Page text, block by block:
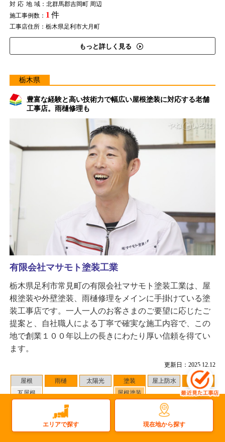
対応地域：北群馬郡吉岡町 周辺
施工事例数： 1 件
工事店住所：栃木県足利市大月町
もっと詳しく見る
栃木県
豊富な経験と高い技術力で幅広い屋根塗装に対応する老舗
工事店。雨樋修理も
更新日：2025.12.12
屋根
瓦屋根
雨樋 太陽光
塗装
屋根塗装
屋上防水 雨漏り
有限会社マサモト塗装工業
栃木県足利市常見町の有限会社マサモト塗装工業は、屋
根塗装や外壁塗装、雨樋修理をメインに手掛けている塗
装工事店です。一人一人のお客さまのご要望に応じたご
提案と、自社職人による丁寧で確実な施工内容で、この
地で創業１００年以上の長きにわたり厚い信頼を得てい
ます。
エリアで探す 現在地から探す